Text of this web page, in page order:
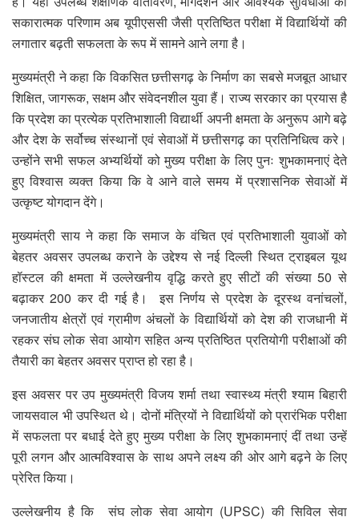
सकारात्मक परिणाम अब यूपीएससी जैसी प्रतिष्ठित परीक्षा में विद्यार्थियों की
लगातार बढ़ती सफलता के रूप में सामने आने लगा है।
मुख्यमंत्री ने कहा कि विकसित छत्तीसगढ़ के निर्माण का सबसे मजबूत आधार
शिक्षित, जागरूक, सक्षम और संवेदनशील युवा हैं। राज्य सरकार का प्रयास है
कि प्रदेश का प्रत्येक प्रतिभाशाली विद्यार्थी अपनी क्षमता के अनुरूप आगे बढ़े
और देश के सर्वोच्च संस्थानों एवं सेवाओं में छत्तीसगढ़ का प्रतिनिधित्व करे।
उन्होंने सभी सफल अभ्यर्थियों को मुख्य परीक्षा के लिए पुनः शुभकामनाएं देते
हुए विश्वास व्यक्त किया कि वे आने वाले समय में प्रशासनिक सेवाओं में
उत्कृष्ट योगदान देंगे।
मुख्यमंत्री साय ने कहा कि समाज के वंचित एवं प्रतिभाशाली युवाओं को
बेहतर अवसर उपलब्ध कराने के उद्देश्य से नई दिल्ली स्थित ट्राइबल यूथ
हॉस्टल की क्षमता में उल्लेखनीय वृद्धि करते हुए सीटों की संख्या 50 से
बढ़ाकर 200 कर दी गई है। इस निर्णय से प्रदेश के दूरस्थ वनांचलों,
जनजातीय क्षेत्रों एवं ग्रामीण अंचलों के विद्यार्थियों को देश की राजधानी में
रहकर संघ लोक सेवा आयोग सहित अन्य प्रतिष्ठित प्रतियोगी परीक्षाओं की
तैयारी का बेहतर अवसर प्राप्त हो रहा है।
इस अवसर पर उप मुख्यमंत्री विजय शर्मा तथा स्वास्थ्य मंत्री श्याम बिहारी
जायसवाल भी उपस्थित थे। दोनों मंत्रियों ने विद्यार्थियों को प्रारंभिक परीक्षा
में सफलता पर बधाई देते हुए मुख्य परीक्षा के लिए शुभकामनाएं दीं तथा उन्हें
पूरी लगन और आत्मविश्वास के साथ अपने लक्ष्य की ओर आगे बढ़ने के लिए
प्रेरित किया।
उल्लेखनीय है कि संघ लोक सेवा आयोग (UPSC) की सिविल सेवा